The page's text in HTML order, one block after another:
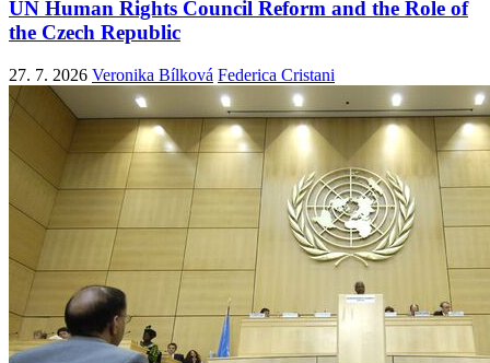
UN Human Rights Council Reform and the Role of
the Czech Republic
27. 7. 2026 Veronika Bílková Federica Cristani